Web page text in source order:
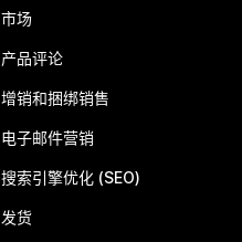
市场
产品评论
增销和捆绑销售
电子邮件营销
搜索引擎优化 (SEO)
发货